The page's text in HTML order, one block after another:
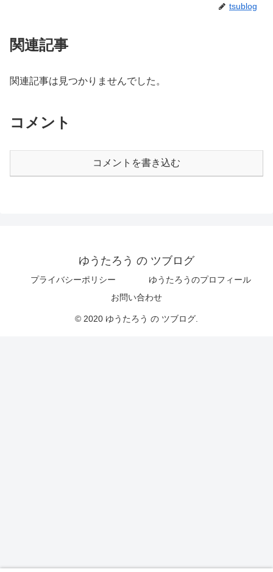
tsublog
関連記事
関連記事は見つかりませんでした。
コメント
コメントを書き込む
ゆうたろう の ツブログ
プライバシーポリシー
ゆうたろうのプロフィール
お問い合わせ
© 2020 ゆうたろう の ツブログ.